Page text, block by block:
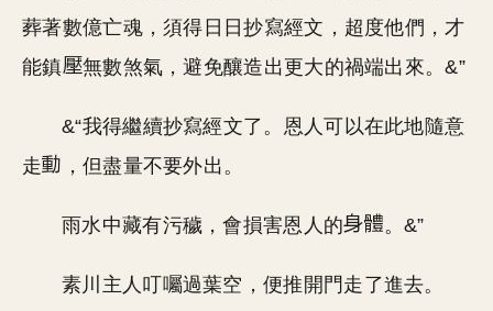
葬著數億亡魂，須得日日抄寫經文，超度他們，才
能鎮
無數煞氣，避免釀造出更大的禍端出來。&”
&“我得繼續抄寫經文了。恩人可以在此地隨意
走
，但盡量不要外出。
雨水中藏有污穢，會損害恩人的 。&”
素川主人叮囑過葉空，便推開門走了進去。